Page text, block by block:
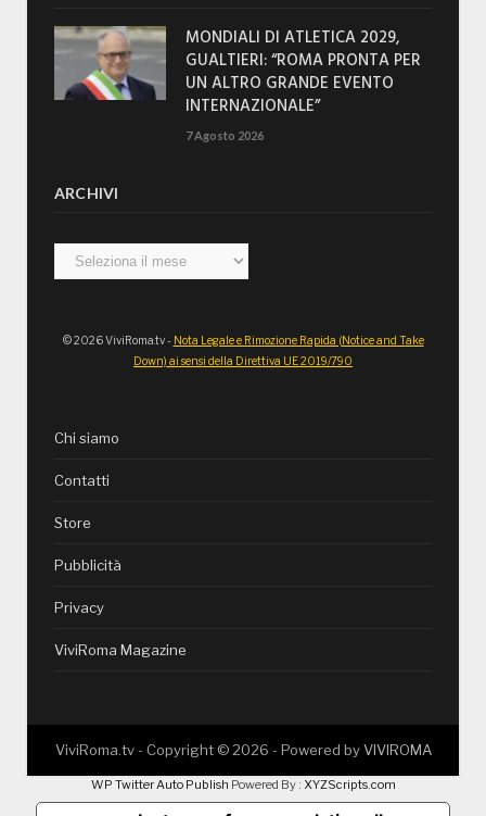
MONDIALI DI ATLETICA 2029,
GUALTIERI: “ROMA PRONTA PER
UN ALTRO GRANDE EVENTO
INTERNAZIONALE”
7 Agosto 2026
ARCHIVI
Archivi
© 2026 ViviRoma.tv - Nota Legale e Rimozione Rapida (Notice and Take
Down) ai sensi della Direttiva UE 2019/790
Chi siamo
Contatti
Store
Pubblicità
Privacy
ViviRoma Magazine
ViviRoma.tv - Copyright © 2026 - Powered byVIVIROMA
WP Twitter Auto Publish Powered By : XYZScripts.com